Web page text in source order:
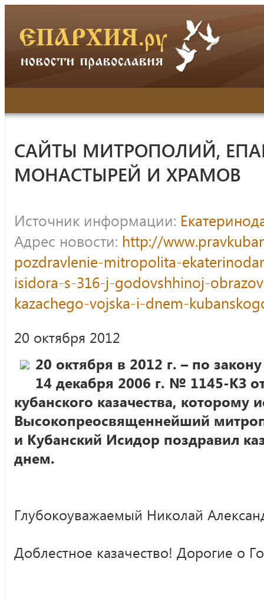
САЙТЫ МИТРОПОЛИЙ,
МОНАСТЫРЕЙ И ХРАМОВ
Источник информации:
Адрес новости: http://
pozdravlenie-mitropolita-
isidora-s-316-j-godovshhinoj-
kazachego-vojska-i-dnem-
20 октября 2012
20 октября в 2012 г. – по
14 декабря 2006 г. № 1145-КЗ
кубанского казачества, которому
Высокопреосвященнейший
и Кубанский Исидор поздравил
днем.
Глубокоуважаемый Николай
Доблестное казачество! Дорогие о